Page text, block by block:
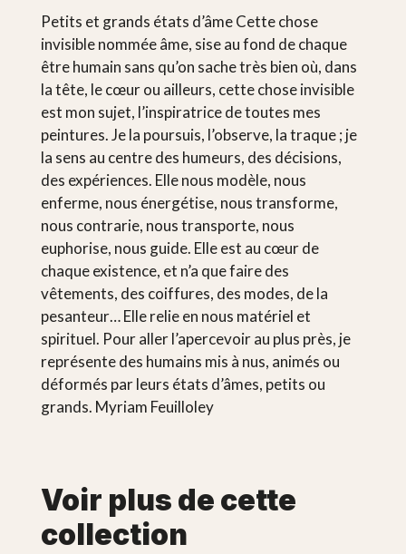
Petits et grands états d’âme Cette chose
invisible nommée âme, sise au fond de chaque
être humain sans qu’on sache très bien où, dans
la tête, le cœur ou ailleurs, cette chose invisible
est mon sujet, l’inspiratrice de toutes mes
peintures. Je la poursuis, l’observe, la traque ; je
la sens au centre des humeurs, des décisions,
des expériences. Elle nous modèle, nous
enferme, nous énergétise, nous transforme,
nous contrarie, nous transporte, nous
euphorise, nous guide. Elle est au cœur de
chaque existence, et n’a que faire des
vêtements, des coiffures, des modes, de la
pesanteur… Elle relie en nous matériel et
spirituel. Pour aller l’apercevoir au plus près, je
représente des humains mis à nus, animés ou
déformés par leurs états d’âmes, petits ou
grands. Myriam Feuilloley
Voir plus de cette
collection